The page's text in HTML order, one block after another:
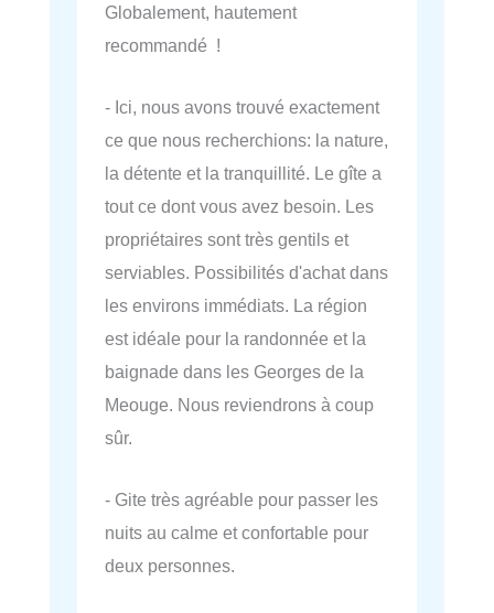
Globalement, hautement
recommandé !
- Ici, nous avons trouvé exactement
ce que nous recherchions: la nature,
la détente et la tranquillité. Le gîte a
tout ce dont vous avez besoin. Les
propriétaires sont très gentils et
serviables. Possibilités d'achat dans
les environs immédiats. La région
est idéale pour la randonnée et la
baignade dans les Georges de la
Meouge. Nous reviendrons à coup
sûr.
- Gite très agréable pour passer les
nuits au calme et confortable pour
deux personnes.